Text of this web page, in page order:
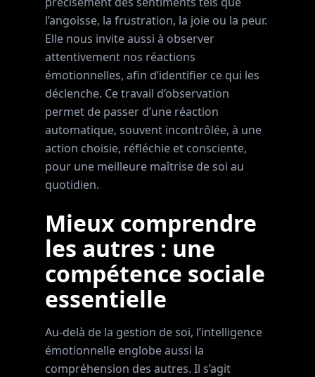
l’angoisse, la frustration, la joie ou la peur.
Elle nous invite aussi à observer
attentivement nos réactions
émotionnelles, afin d’identifier ce qui les
déclenche. Ce travail d’observation
permet de passer d’une réaction
automatique, souvent incontrôlée, à une
action choisie, réfléchie et consciente,
pour une meilleure maîtrise de soi au
quotidien.
Mieux comprendre
les autres : une
compétence sociale
essentielle
Au-delà de la gestion de soi, l’intelligence
émotionnelle englobe aussi la
compréhension des autres. Il s’agit